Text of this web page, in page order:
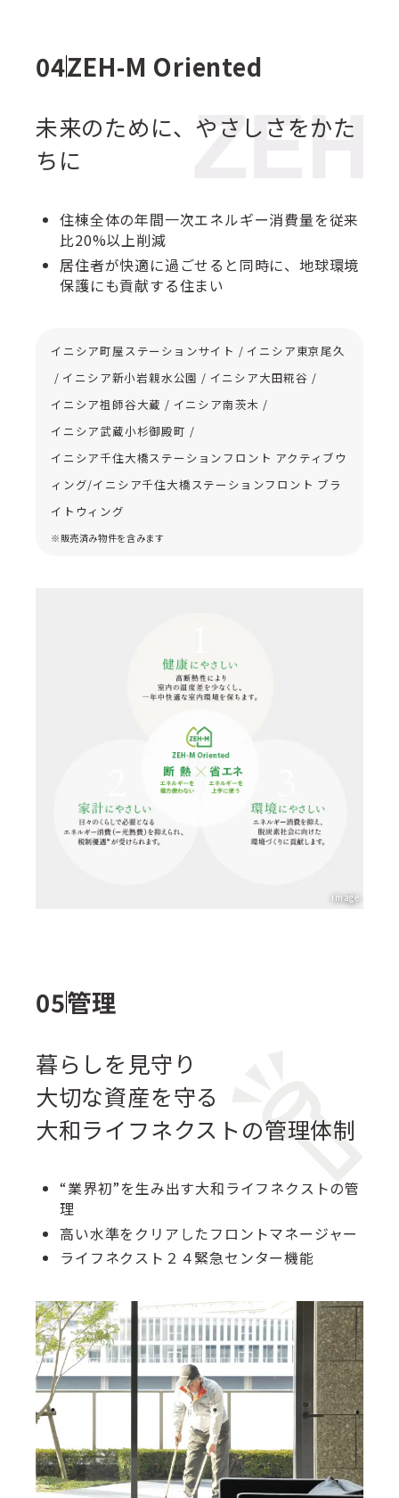
ZEH-M Oriented
未来のために、やさしさをかた
ちに
住棟全体の年間一次エネルギー消費量を従来
比20%以上削減
居住者が快適に過ごせると同時に、地球環境
保護にも貢献する住まい
イニシア町屋ステーションサイト / イニシア東京尾久
/ イニシア新小岩親水公園 / イニシア大田糀谷 /
イニシア祖師谷大蔵 / イニシア南茨木 /
イニシア武蔵小杉御殿町 /
イニシア千住大橋ステーションフロント アクティブウ
ィング/イニシア千住大橋ステーションフロント ブラ
イトウィング
※販売済み物件を含みます
image
管理
暮らしを見守り
大切な資産を守る
大和ライフネクストの管理体制
“業界初”を生み出す大和ライフネクストの管
理
高い水準をクリアしたフロントマネージャー
ライフネクスト２４緊急センター機能